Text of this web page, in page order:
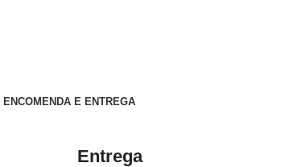
ENCOMENDA E ENTREGA
Entrega